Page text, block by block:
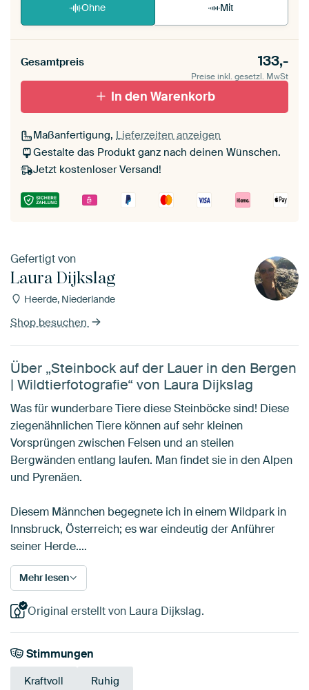
Ohne Mit
Gesamtpreis 133,-
Preise inkl. gesetzl. MwSt
In den Warenkorb
Maßanfertigung, Lieferzeiten anzeigen
Gestalte das Produkt ganz nach deinen Wünschen.
Jetzt kostenloser Versand!
Gefertigt von
Laura Dijkslag
Heerde, Niederlande
Shop besuchen
Über „Steinbock auf der Lauer in den Bergen
| Wildtierfotografie“ von Laura Dijkslag
Was für wunderbare Tiere diese Steinböcke sind! Diese
ziegenähnlichen Tiere können auf sehr kleinen
Vorsprüngen zwischen Felsen und an steilen
Bergwänden entlang laufen. Man findet sie in den Alpen
und Pyrenäen.
Diesem Männchen begegnete ich in einem Wildpark in
Innsbruck, Österreich; es war eindeutig der Anführer
seiner Herde.…
Mehr lesen
Original erstellt von Laura Dijkslag.
Stimmungen
Kraftvoll Ruhig